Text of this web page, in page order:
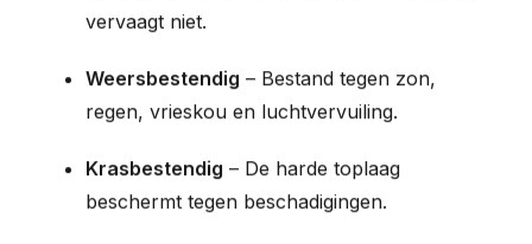
vervaagt niet.
Weersbestendig – Bestand tegen zon,
regen, vrieskou en luchtvervuiling.
Krasbestendig – De harde toplaag
beschermt tegen beschadigingen.